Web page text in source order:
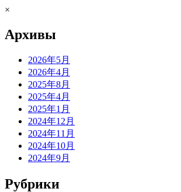
×
Архивы
2026年5月
2026年4月
2025年8月
2025年4月
2025年1月
2024年12月
2024年11月
2024年10月
2024年9月
Рубрики